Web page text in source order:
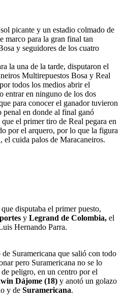
picante y un estadio colmado de
marco para la gran final tan
y seguidores de los cuatro
la una de la tarde, disputaron el
Multirepuestos Bosa y Real
todos los medios abrir el
entrar en ninguno de los dos
para conocer el ganador tuvieron
penal en donde al final ganó
el primer tiro de Real pegara en
por el arquero, por lo que la figura
cuida palos de Maracaneiros.
disputaba el primer puesto,
y Legrand de Colombia, el
Hernando Parra.
Suramericana que salió con todo
pero Suramericana no se lo
peligro, en un centro por el
Dájome (18) y anotó un golazo
y de Suramericana.